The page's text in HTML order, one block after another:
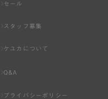
セール
スタッフ募集
ケユカについて
Q&A
プライバシーポリシー